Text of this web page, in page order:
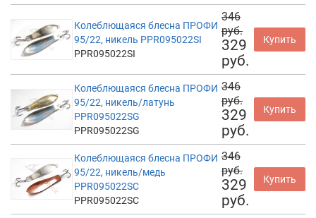
Колеблющаяся блесна ПРОФИ
95/22, никель PPR095022SI
PPR095022SI
346
руб.
329
руб.
Купить
Колеблющаяся блесна ПРОФИ
95/22, никель/латунь
PPR095022SG
PPR095022SG
346
руб.
329
руб.
Купить
Колеблющаяся блесна ПРОФИ
95/22, никель/медь
PPR095022SC
PPR095022SC
346
руб.
329
руб.
Купить